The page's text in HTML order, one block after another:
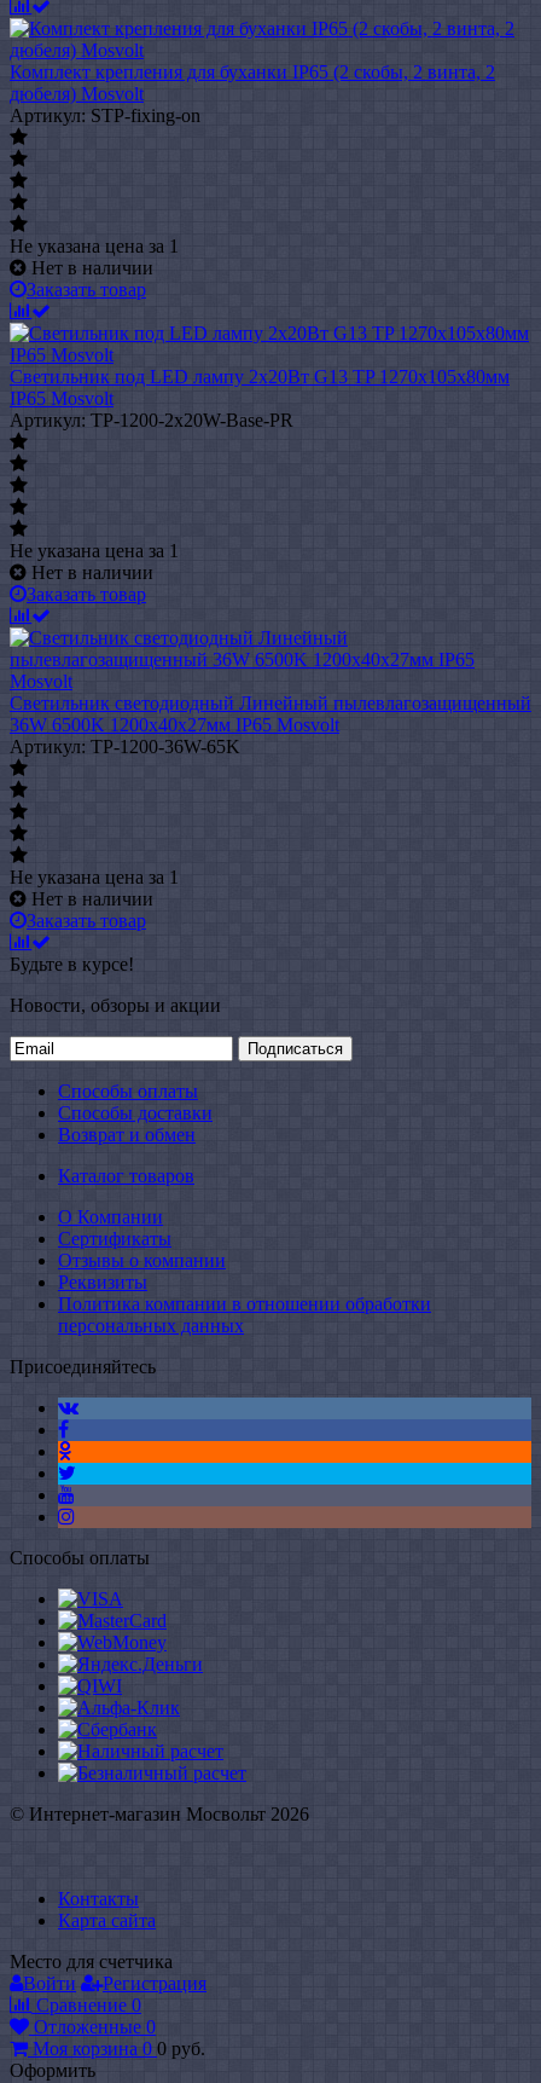
Комплект крепления для буханки IP65 (2 скобы, 2 винта, 2
дюбеля) Mosvolt
Артикул: STP-fixing-on
Не указана цена за 1
Нет в наличии
Заказать товар
Светильник под LED лампу 2х20Вт G13 TP 1270х105х80мм
IP65 Mosvolt
Артикул: TP-1200-2x20W-Base-PR
Не указана цена за 1
Нет в наличии
Заказать товар
Светильник светодиодный Линейный пылевлагозащищенный
36W 6500K 1200х40х27мм IP65 Mosvolt
Артикул: TP-1200-36W-65K
Не указана цена за 1
Нет в наличии
Заказать товар
Будьте в курсе!
Новости, обзоры и акции
Подписаться
Способы оплаты
Способы доставки
Возврат и обмен
Каталог товаров
О Компании
Сертификаты
Отзывы о компании
Реквизиты
Политика компании в отношении обработки
персональных данных
Присоединяйтесь
Способы оплаты
© Интернет-магазин Мосвольт 2026
Контакты
Карта сайта
Место для счетчика
Войти
Регистрация
Сравнение 0
Отложенные 0
Моя корзина 0 0 руб.
Оформить